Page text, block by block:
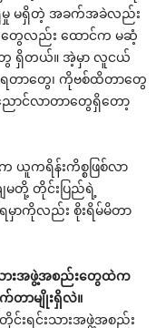
ရှိမှု မရှိတဲ့ အခက်အခဲလည်း
တွေလည်း ထောင်က မဆံ့
တွေ ရှိတယ်။ အဲ့မှာ လူငယ်
ရတာတွေ၊ ကိုဗစ်ထိတာတွေ
ောင်လာတာတွေရှိတော့
ကရိန်းကိစ္စဖြစ်လာ
မတို့ တိုင်းပြည်ရဲ့
ာကိုလည်း စိုးရိမ်မိတာ
းသားအဖွဲ့အစည်းတွေထဲက
တာမျိုးရှိလဲ။
င်းရင်းသားအဖွဲ့အစည်း